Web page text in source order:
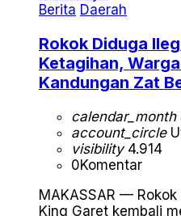
Berita Daerah
Rokok Diduga
Ketagihan,
Kandungan Zat
calendar_month
account_circle
visibility4.914
0Komentar
MAKASSAR —
King Garet kembali